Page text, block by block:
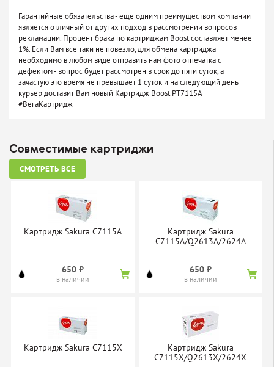
Гарантийные обязательства - еще одним преимуществом компании
является отличный от других подход в рассмотрении вопросов
рекламации. Процент брака по картриджам Boost составляет менее
1%. Если Вам все таки не повезло, для обмена картриджа
необходимо в любом виде отправить нам фото отпечатка с
дефектом - вопрос будет рассмотрен в срок до пяти суток, а
зачастую это время не превышает 1 суток и на следующий день
курьер доставит Вам новый Картридж Boost PT7115A
#ВегаКартридж
Совместимые картриджи
СМОТРЕТЬ ВСЕ
Картридж Sakura C7115A
650 ₽
в наличии
Картридж Sakura
C7115A/Q2613A/2624A
650 ₽
в наличии
Картридж Sakura C7115X
Картридж Sakura
C7115X/Q2613X/2624X